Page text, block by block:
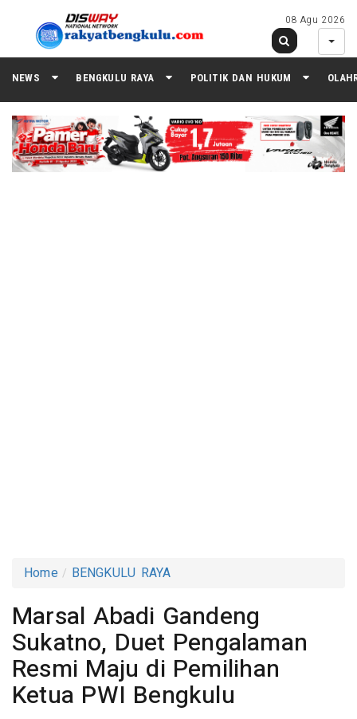
08 Agu 2026
NEWS BENGKULU RAYA POLITIK DAN HUKUM
Home BENGKULU RAYA
Marsal Abadi Gandeng
Sukatno, Duet Pengalaman
Resmi Maju di Pemilihan
Ketua PWI Bengkulu